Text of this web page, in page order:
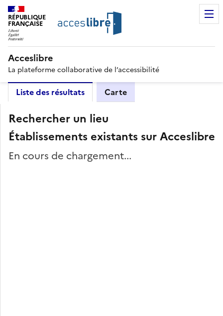
RÉPUBLIQUE
FRANÇAISE
Acceslibre
La plateforme collaborative de l’accessibilité
Liste des résultats Carte
Rechercher un lieu
Établissements existants sur Acceslibre
En cours de chargement...